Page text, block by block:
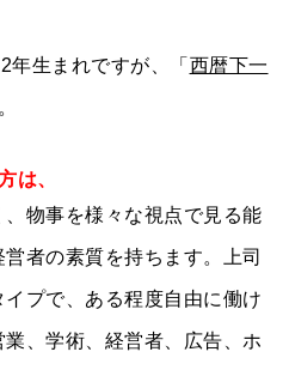
年生まれですが、「 西暦下一
は、
物事を様々な視点で見る能
者の素質を持ちます。上司
プで、ある程度自由に働け
、学術、経営者、広告、ホ